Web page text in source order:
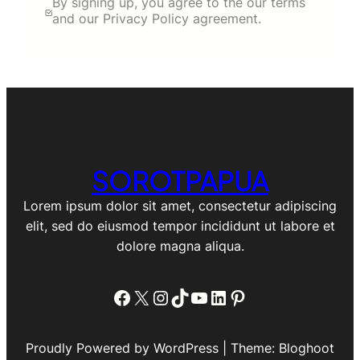
and our Privacy Policy agreement.
SOROTPAPUA
Lorem ipsum dolor sit amet, consectetur adipiscing
elit, sed do eiusmod tempor incididunt ut labore et
dolore magna aliqua.
Facebook
X Instagram
TikTok
YouTube
LinkedIn
Pinterest
Proudly Powered by WordPress | Theme: Bloghoot